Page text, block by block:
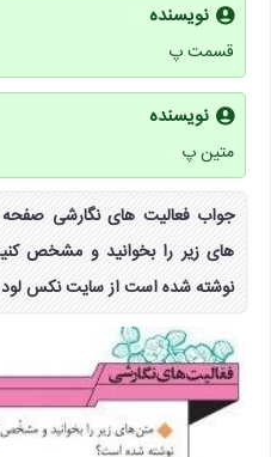
نویسنده
قسمت پ
نویسنده
متین پ
های زیر را بخوانید و مشخص
نوشته شده است از سایت نکس لود